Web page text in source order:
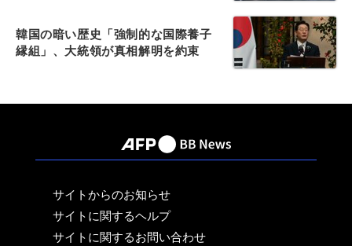
韓国の暗い歴史「強制的な国際養子
縁組」、大統領が真相解明を約束
サイトからのお知らせ
サイトに関するヘルプ
サイトに関するお問い合わせ